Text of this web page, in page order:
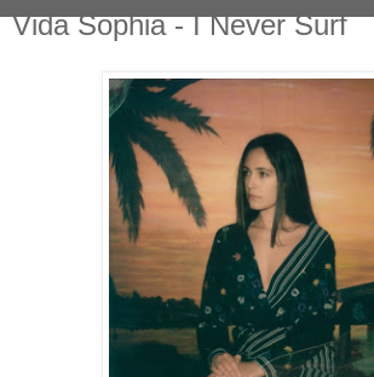
Vida Sophia - I Never Surf